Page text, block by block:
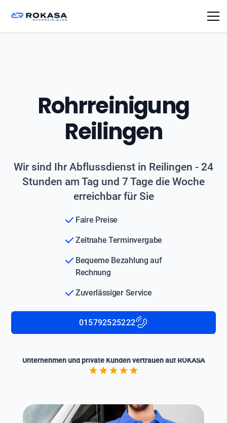
Rohrreinigung
Reilingen
Wir sind Ihr Abflussdienst in Reilingen - 24
Stunden am Tag und 7 Tage die Woche
erreichbar für Sie
Faire Preise
Zeitnahe Terminvergabe
Bequeme Bezahlung auf
Rechnung
Zuverlässiger Service
015792525222
Unternehmen und private Kunden vertrauen auf ROKASA